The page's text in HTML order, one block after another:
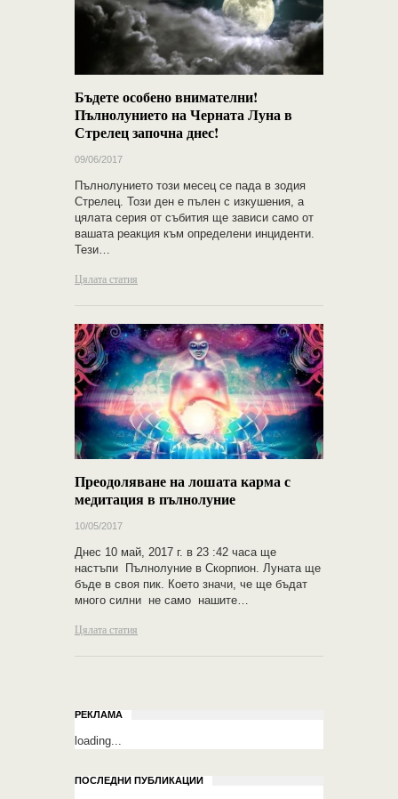
Бъдете особено внимателни!
Пълнолунието на Черната Луна в
Стрелец започна днес!
09/06/2017
Пълнолунието този месец се пада в зодия
Стрелец. Този ден е пълен с изкушения, а
цялата серия от събития ще зависи само от
вашата реакция към определени инциденти.
Тези…
Цялата статия
Преодоляване на лошата карма с
медитация в пълнолуние
10/05/2017
Днес 10 май, 2017 г. в 23 :42 часа ще
настъпи Пълнолуние в Скорпион. Луната ще
бъде в своя пик. Което значи, че ще бъдат
много силни не само нашите…
Цялата статия
РЕКЛАМА
loading...
ПОСЛЕДНИ ПУБЛИКАЦИИ